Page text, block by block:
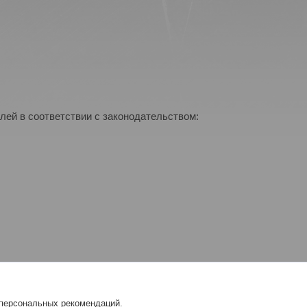
в соответствии с законодательством:
рекомендаций.